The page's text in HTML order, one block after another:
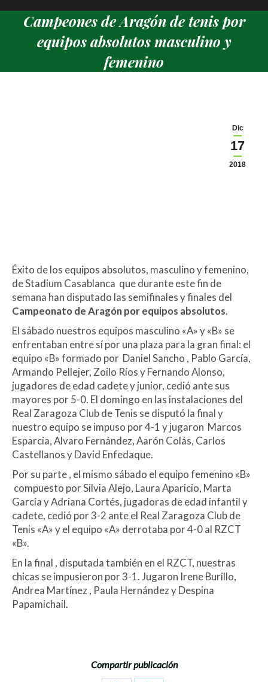
Campeones de Aragón de tenis por
equipos absolutos masculino y
femenino
Dic
17
2018
Éxito de los equipos absolutos, masculino y femenino,
de Stadium Casablanca que durante este fin de
semana han disputado las semifinales y finales del
Campeonato de Aragón por equipos absolutos.
El sábado nuestros equipos masculino «A» y «B» se
enfrentaban entre sí por una plaza para la gran final: el
equipo «B» formado por Daniel Sancho , Pablo García,
Armando Pellejer, Zoilo Ríos y Fernando Alonso,
jugadores de edad cadete y junior, cedió ante sus
mayores por 5-0. El domingo en las instalaciones del
Real Zaragoza Club de Tenis se disputó la final y
nuestro equipo se impuso por 4-1 y jugaron Marcos
Esparcia, Alvaro Fernández, Aarón Colás, Carlos
Castellanos y David Enfedaque.
Por su parte , el mismo sábado el equipo femenino «B»
compuesto por Silvia Alejo, Laura Aparicio, Marta
García y Adriana Cortés, jugadoras de edad infantil y
cadete, cedió por 3-2 ante el Real Zaragoza Club de
Tenis «A» y el equipo «A» derrotaba por 4-0 al RZCT
«B».
En la final , disputada también en el RZCT, nuestras
chicas se impusieron por 3-1. Jugaron Irene Burillo,
Andrea Martínez , Paula Hernández y Despina
Papamichail.
Compartir publicación